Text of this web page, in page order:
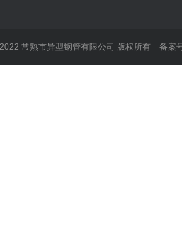
常熟市异型钢管有限公司 版权所有 备案